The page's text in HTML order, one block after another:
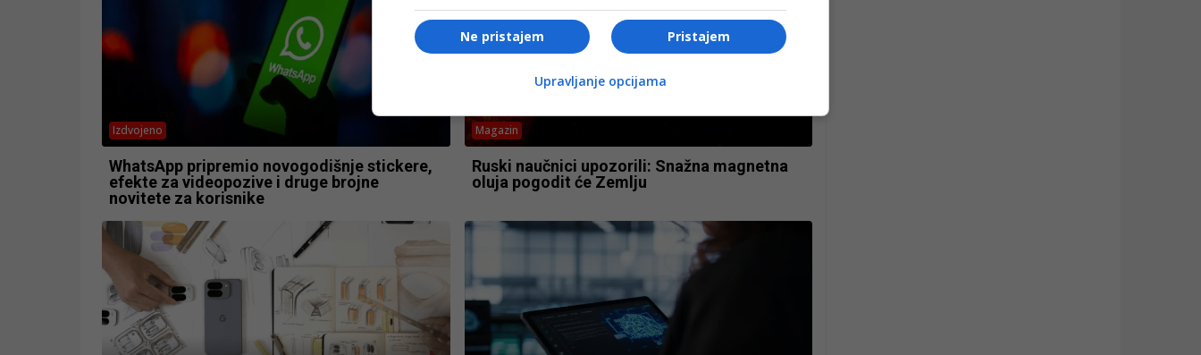
Izdvojeno
WhatsApp pripremio novogodišnje stickere,
efekte za videopozive i druge brojne
novitete za korisnike
Magazin
Ruski naučnici upozorili: Snažna magnetna
oluja pogodit će Zemlju
Pristajem
Ne pristajem
Upravljanje opcijama